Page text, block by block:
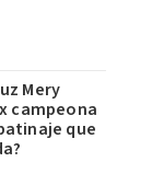
Mery
campeona
que